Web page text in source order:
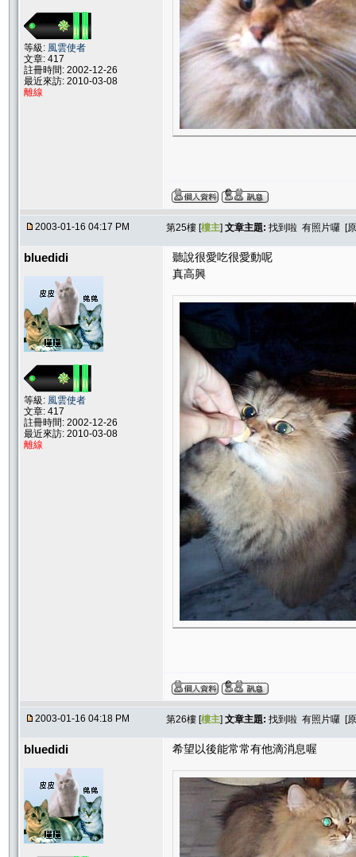
等級: 風雲使者
文章: 417
註冊時間: 2002-12-26
最近來訪: 2010-03-08
離線
2003-01-16 04:17 PM 第25樓 [樓主] 文章主題: 找到啦 有照片囉 [
bluedidi
等級: 風雲使者
文章: 417
註冊時間: 2002-12-26
最近來訪: 2010-03-08
離線
聽說很愛吃很愛動呢
真高興
2003-01-16 04:18 PM 第26樓 [樓主] 文章主題: 找到啦 有照片囉 [
bluedidi 希望以後能常常有他滴消息喔